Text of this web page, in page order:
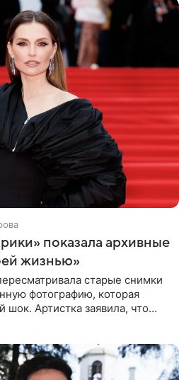
показала архивные
жизнью»
старые снимки
фотографию, которая
шок. Артистка заявила, что